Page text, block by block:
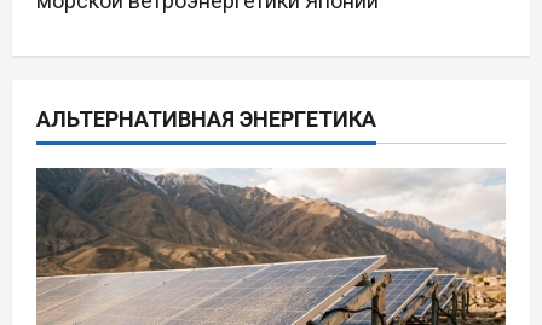
и
я
п
о
АЛЬТЕРНАТИВНАЯ ЭНЕРГЕТИКА